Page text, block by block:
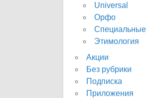
Universal
Орфо
Специальные
Этимология
Акции
Без рубрики
Подписка
Приложения